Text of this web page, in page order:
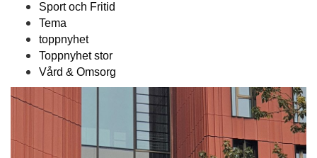
Sport och Fritid
Tema
toppnyhet
Toppnyhet stor
Vård & Omsorg